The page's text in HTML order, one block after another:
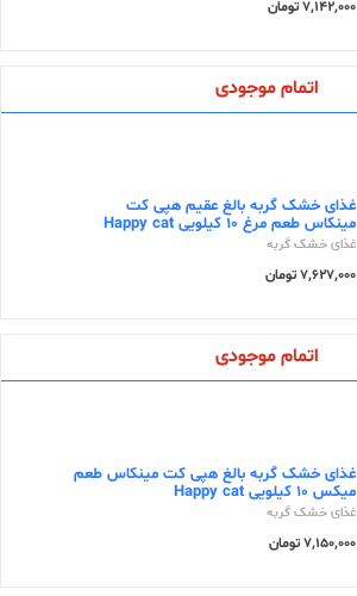
7,142,000 تومان
اتمام موجودی
غذای خشک گربه بالغ عقیم هپی کت
مینکاس طعم مرغ ۱۰ کیلویی Happy cat
غذای خشک گربه
7,627,000 تومان
اتمام موجودی
غذای خشک گربه بالغ هپی کت مینکاس طعم
میکس ۱۰ کیلویی Happy cat
غذای خشک گربه
7,150,000 تومان